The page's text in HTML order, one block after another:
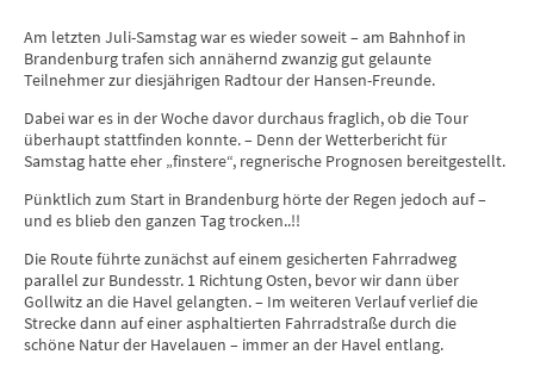
Am letzten Juli-Samstag war es wieder soweit – am Bahnhof in
Brandenburg trafen sich annähernd zwanzig gut gelaunte
Teilnehmer zur diesjährigen Radtour der Hansen-Freunde.
Dabei war es in der Woche davor durchaus fraglich, ob die Tour
überhaupt stattfinden konnte. – Denn der Wetterbericht für
Samstag hatte eher „finstere“, regnerische Prognosen bereitgestellt.
Pünktlich zum Start in Brandenburg hörte der Regen jedoch auf –
und es blieb den ganzen Tag trocken..!!
Die Route führte zunächst auf einem gesicherten Fahrradweg
parallel zur Bundesstr. 1 Richtung Osten, bevor wir dann über
Gollwitz an die Havel gelangten. – Im weiteren Verlauf verlief die
Strecke dann auf einer asphaltierten Fahrradstraße durch die
schöne Natur der Havelauen – immer an der Havel entlang.